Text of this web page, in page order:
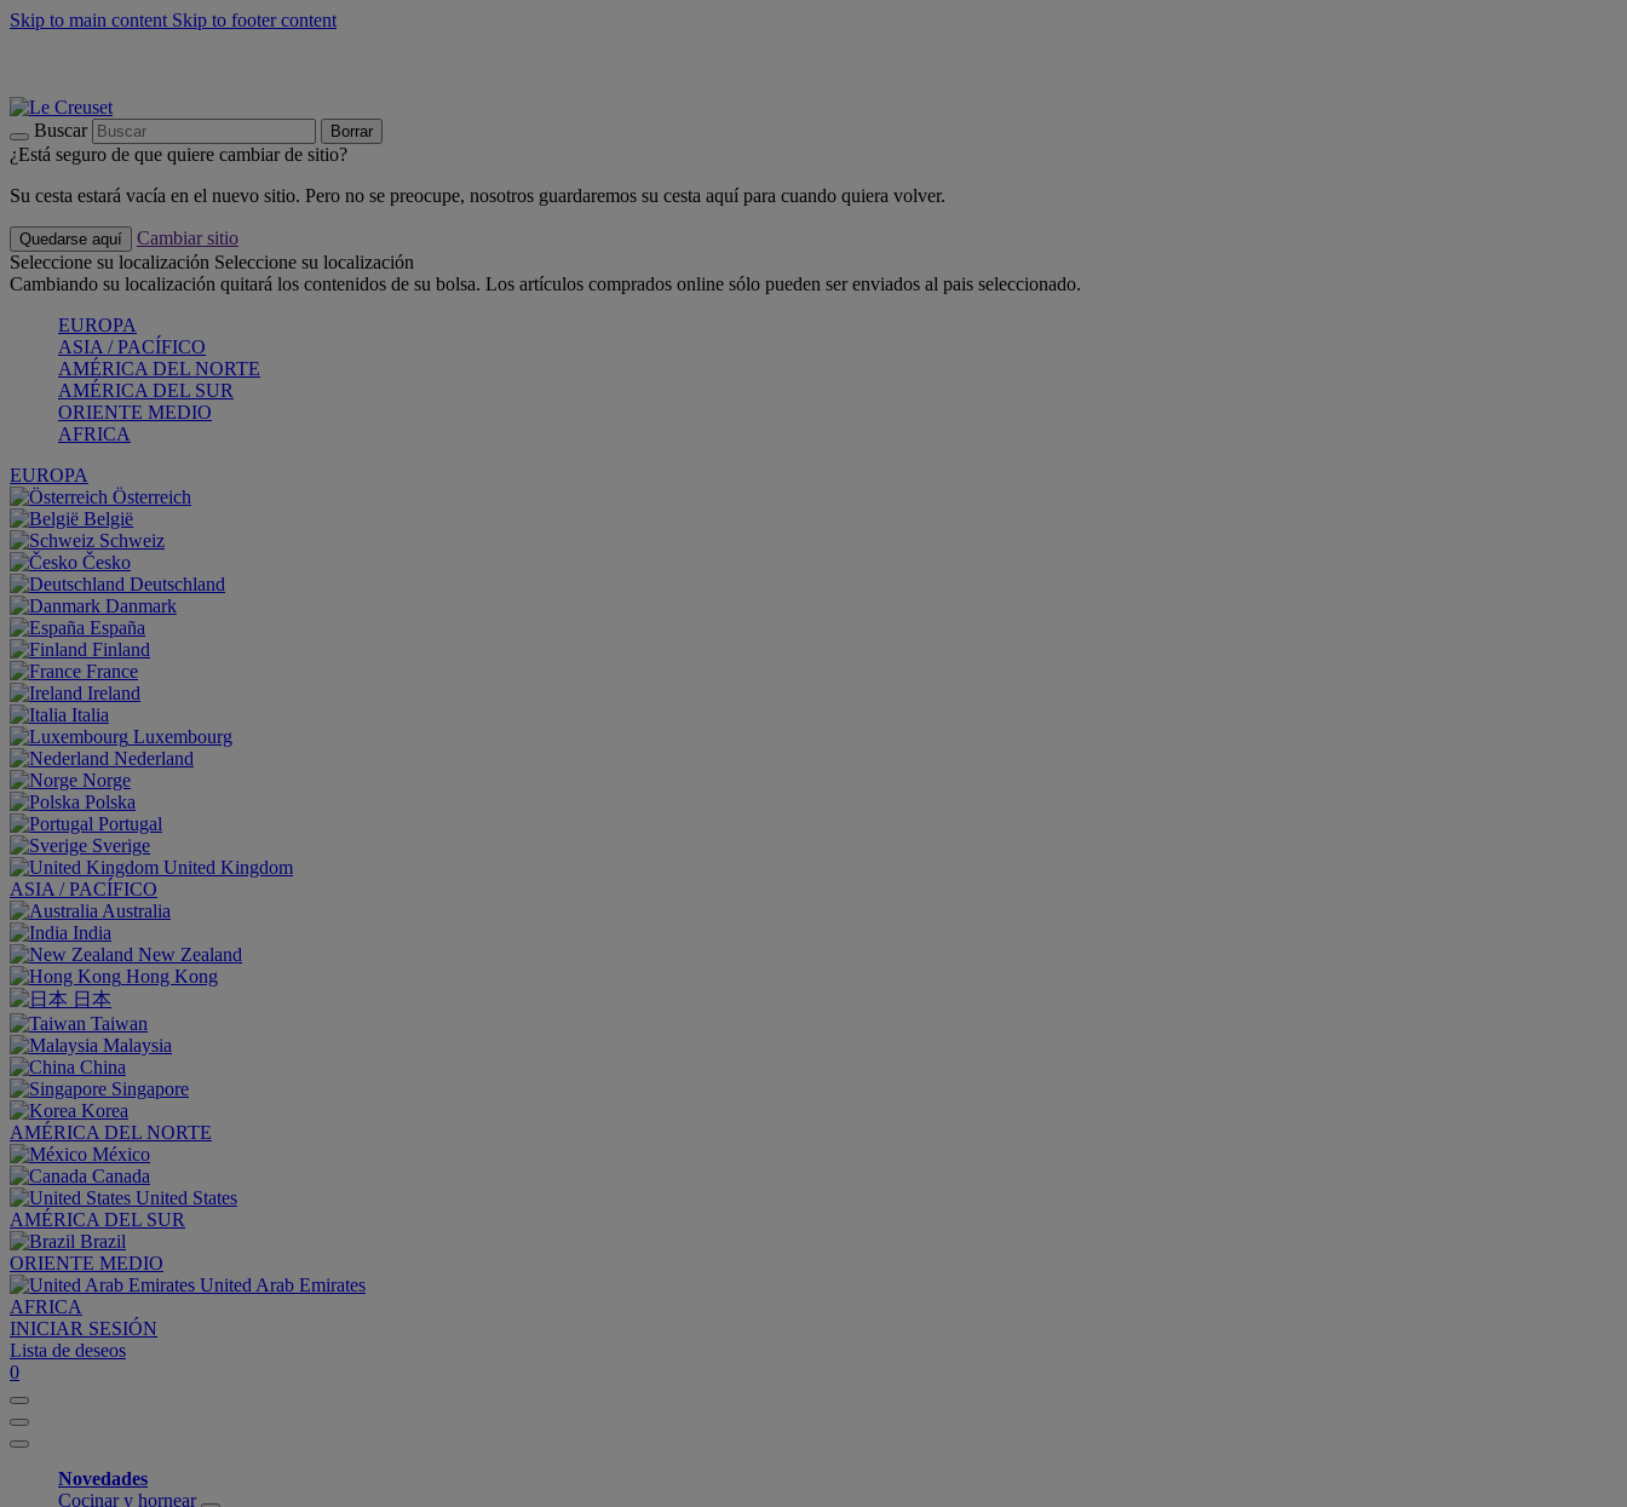
Skip to main content Skip to footer content
Buscar Borrar
¿Está seguro de que quiere cambiar de sitio?
Su cesta estará vacía en el nuevo sitio. Pero no se preocupe, nosotros guardaremos su cesta aquí para cuando quiera volver.
Quedarse aquí
Cambiar sitio
Seleccione su localización Seleccione su localización
Cambiando su localización quitará los contenidos de su bolsa. Los artículos comprados online sólo pueden ser enviados al pais seleccionado.
EUROPA
ASIA / PACÍFICO
AMÉRICA DEL NORTE
AMÉRICA DEL SUR
ORIENTE MEDIO
AFRICA
EUROPA
Österreich
België
Schweiz
Česko
Deutschland
Danmark
España
Finland
France
Ireland
Italia
Luxembourg
Nederland
Norge
Polska
Portugal
Sverige
United Kingdom
ASIA / PACÍFICO
Australia
India
New Zealand
Hong Kong
日本
Taiwan
Malaysia
China
Singapore
Korea
AMÉRICA DEL NORTE
México
Canada
United States
AMÉRICA DEL SUR
Brazil
ORIENTE MEDIO
United Arab Emirates
AFRICA
INICIAR SESIÓN
Lista de deseos
0
Novedades
Cocinar y hornear